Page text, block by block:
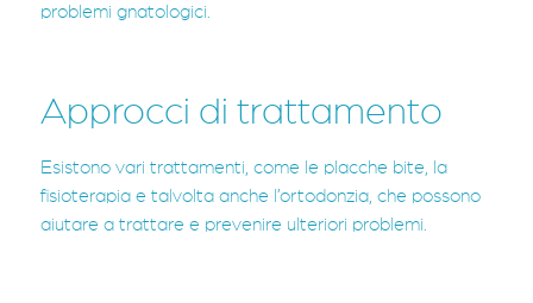
problemi gnatologici.
Approcci di trattamento
Esistono vari trattamenti, come le placche bite, la
fisioterapia e talvolta anche l’ortodonzia, che possono
aiutare a trattare e prevenire ulteriori problemi.